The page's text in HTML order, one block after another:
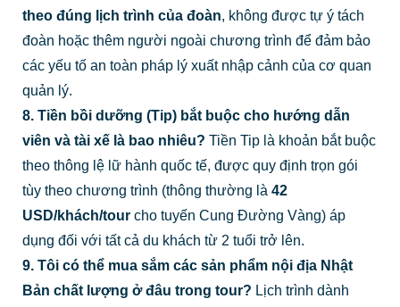
theo đúng lịch trình của đoàn, không được tự ý tách
đoàn hoặc thêm người ngoài chương trình để đảm bảo
các yếu tố an toàn pháp lý xuất nhập cảnh của cơ quan
quản lý.
8. Tiền bồi dưỡng (Tip) bắt buộc cho hướng dẫn
viên và tài xế là bao nhiêu? Tiền Tip là khoản bắt buộc
theo thông lệ lữ hành quốc tế, được quy định trọn gói
tùy theo chương trình (thông thường là 42
USD/khách/tourcho tuyến Cung Đường Vàng) áp
dụng đối với tất cả du khách từ 2 tuổi trở lên.
9. Tôi có thể mua sắm các sản phẩm nội địa Nhật
Bản chất lượng ở đâu trong tour? Lịch trình dành